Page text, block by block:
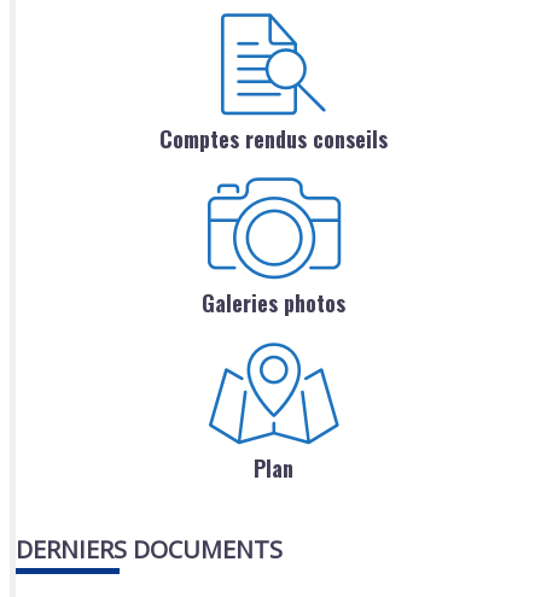
Comptes rendus conseils
Galeries photos
Plan
DERNIERS DOCUMENTS